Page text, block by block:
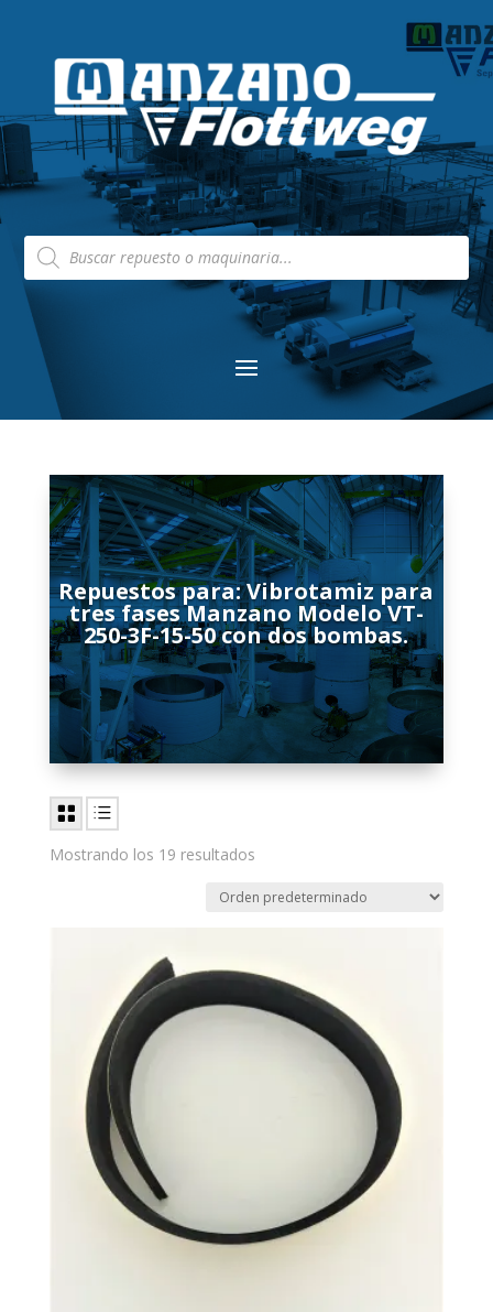
Búsqueda
de
productos
Repuestos para: Vibrotamiz para
tres fases Manzano Modelo VT-
250-3F-15-50 con dos bombas.
Mostrando los 19 resultados